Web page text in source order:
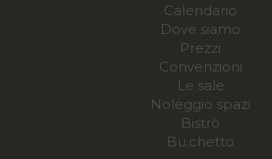
Calendario
Dove siamo
Prezzi
Convenzioni
Le sale
Noleggio spazi
Bistrò
Bu.chetto